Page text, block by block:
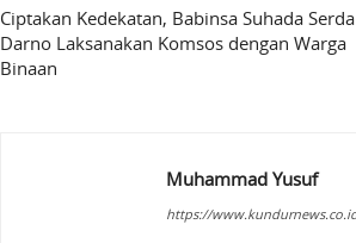
Ciptakan Kedekatan, Babinsa Suhada Serda
Darno Laksanakan Komsos dengan Warga
Binaan
Muhammad Yusuf
https://